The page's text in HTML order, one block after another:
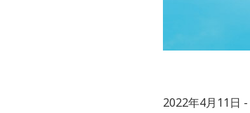
2022年4月11日